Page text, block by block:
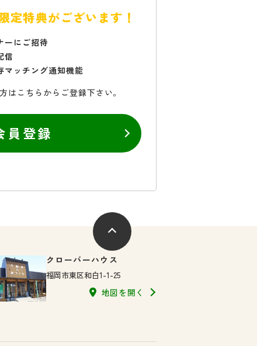
定特典がございます！
ーにご招待
信
マッチング通知機能
はこちらからご登録下さい。
員登録
クローバーハウス
福岡市東区和白1-1-25
地図を開く